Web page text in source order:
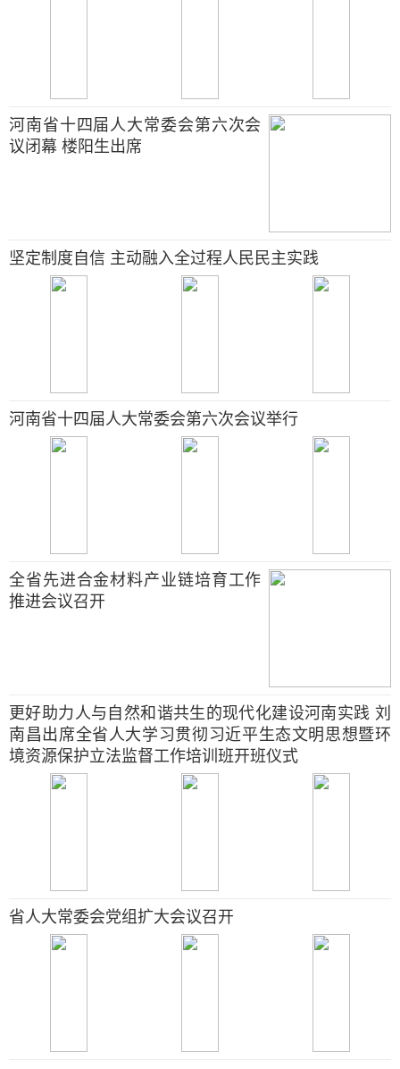
河南省十四届人大常委会第六次会
议闭幕 楼阳生出席
坚定制度自信 主动融入全过程人民民主实践
河南省十四届人大常委会第六次会议举行
全省先进合金材料产业链培育工作
推进会议召开
更好助力人与自然和谐共生的现代化建设河南实践 刘
南昌出席全省人大学习贯彻习近平生态文明思想暨环
境资源保护立法监督工作培训班开班仪式
省人大常委会党组扩大会议召开